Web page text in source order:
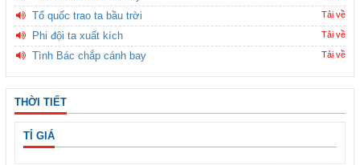
Tổ quốc trao ta bầu trời Tải về
Phi đội ta xuất kích Tải về
Tình Bác chắp cánh bay Tải về
THỜI TIẾT
TỈ GIÁ